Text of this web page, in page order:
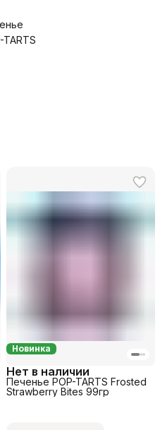
TARTS
Новинка
Нет в наличии
Печенье POP-TARTS Frosted
Strawberry Bites 99гр